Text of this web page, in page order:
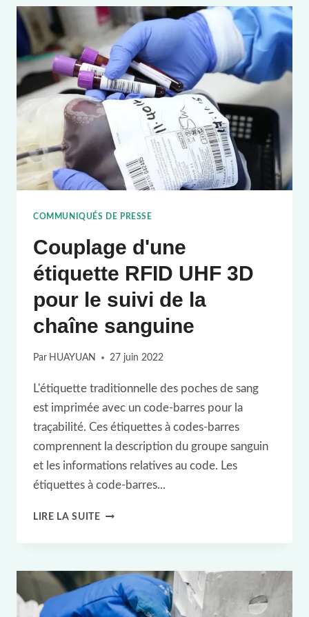
APPLICATIONS
IOT
QUI
UTILISENT
LES
ÉTIQUETTES
RFID
CRYO
DEEP
FREEZE
COMMUNIQUÉS DE PRESSE
Couplage d'une
étiquette RFID UHF 3D
pour le suivi de la
chaîne sanguine
Par HUAYUAN 27 juin 2022
L'étiquette traditionnelle des poches de sang
est imprimée avec un code-barres pour la
traçabilité. Ces étiquettes à codes-barres
comprennent la description du groupe sanguin
et les informations relatives au code. Les
étiquettes à code-barres...
LIRE LA SUITECOUPLAGE
RFID
UHF
3D